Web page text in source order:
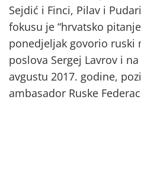
Sejdić i Finci, Pilav i
fokusu je “hrvatsko
ponedjeljak govorio ruski
poslova Sergej Lavrov i
avgustu 2017. godine,
ambasador Ruske